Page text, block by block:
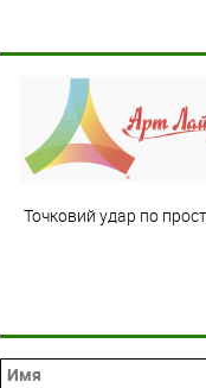
Точковий удар по